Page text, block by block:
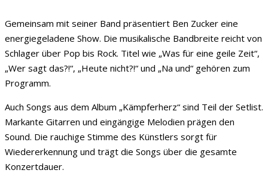
Gemeinsam mit seiner Band präsentiert Ben Zucker eine
energiegeladene Show. Die musikalische Bandbreite reicht von
Schlager über Pop bis Rock. Titel wie „Was für eine geile Zeit“,
„Wer sagt das?!“, „Heute nicht?!“ und „Na und“ gehören zum
Programm.
Auch Songs aus dem Album „Kämpferherz“ sind Teil der Setlist.
Markante Gitarren und eingängige Melodien prägen den
Sound. Die rauchige Stimme des Künstlers sorgt für
Wiedererkennung und trägt die Songs über die gesamte
Konzertdauer.